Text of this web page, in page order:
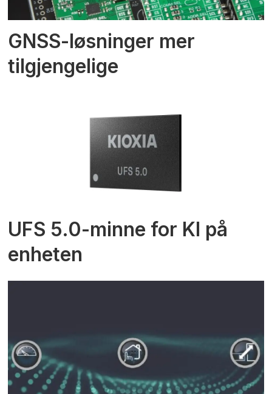
GNSS-løsninger mer
tilgjengelige
UFS 5.0-minne for KI på
enheten